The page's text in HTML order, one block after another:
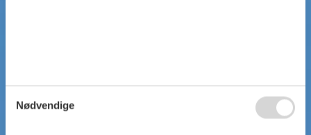
Nødvendige